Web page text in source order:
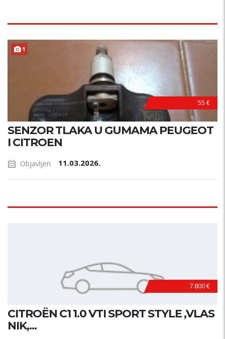
1
55 €
SENZOR TLAKA U GUMAMA PEUGEOT
I CITROEN
Objavljen 11.03.2026.
7.800 €
CITROËN C1 1.0 VTI SPORT STYLE ,VLAS
NIK,...